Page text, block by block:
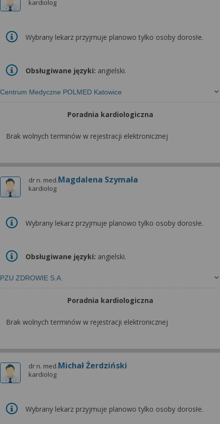
kardiolog
Centrum Medyczne POLMED Katowice
Wybrany lekarz przyjmuje planowo tylko osoby dorosłe.
Obsługiwane języki: angielski.
Poradnia kardiologiczna
Brak wolnych terminów w rejestracji elektronicznej
dr n. med.Magdalena Szymała
kardiolog
PZU ZDROWIE S.A.
Wybrany lekarz przyjmuje planowo tylko osoby dorosłe.
Obsługiwane języki: angielski.
Poradnia kardiologiczna
Brak wolnych terminów w rejestracji elektronicznej
dr n. med.Michał Żerdziński
kardiolog
Wybrany lekarz przyjmuje planowo tylko osoby dorosłe.